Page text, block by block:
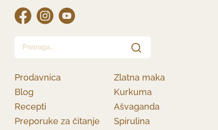
Pretraga...
Prodavnica
Blog
Recepti
Preporuke za čitanje
Zlatna maka
Kurkuma
Ašvaganda
Spirulina